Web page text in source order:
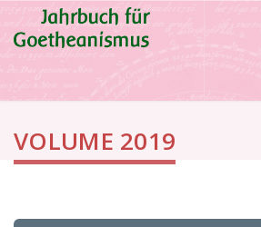
zum
Inhalt
VOLUME 2019